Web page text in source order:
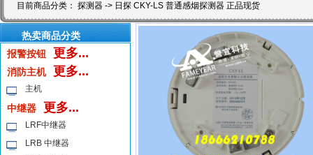
目前商品分类： 探测器 -> 日探 CKY-LS 普通感烟探测器 正品现货
热卖商品分类
报警按钮
更多...
消防主机 更多...
主机
中继器 更多...
LRF中继器
LRB 中继器